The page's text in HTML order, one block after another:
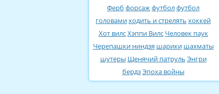
Ферб форсажфутболфутбол
головамиходить и стрелять хоккей
Хот вилсХэппи Вилс Человек паук
Черепашки ниндзя шарики шахматы
шутеры Щенячий патруль Энгри
бердзЭпоха войны